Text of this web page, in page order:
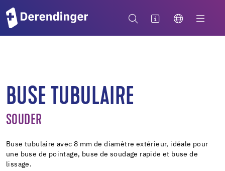
BUSE TUBULAIRE
SOUDER
Buse tubulaire avec 8 mm de diamètre extérieur, idéale pour
une buse de pointage, buse de soudage rapide et buse de
lissage.